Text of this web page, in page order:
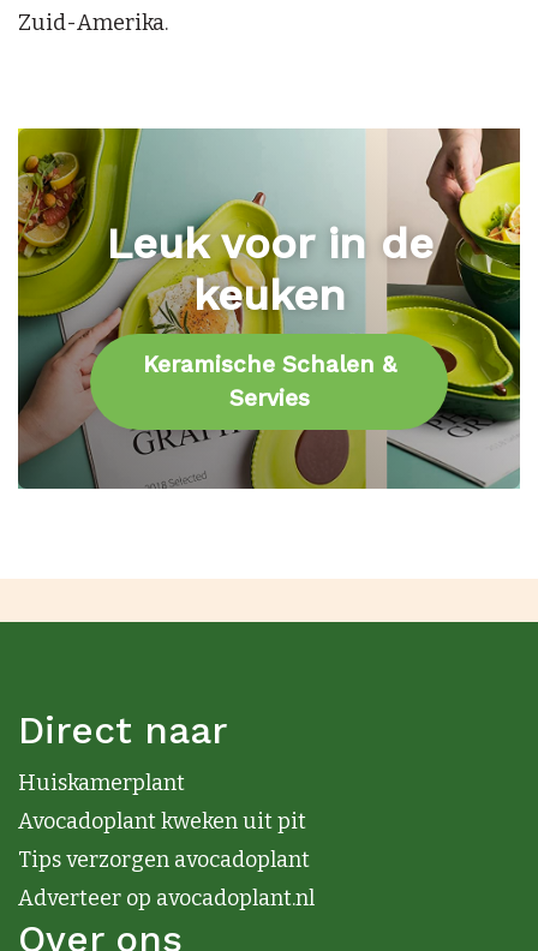
Zuid-Amerika.
Leuk voor in de
keuken
Keramische Schalen &
Servies
Direct naar
Huiskamerplant
Avocadoplant kweken uit pit
Tips verzorgen avocadoplant
Adverteer op avocadoplant.nl
Over ons